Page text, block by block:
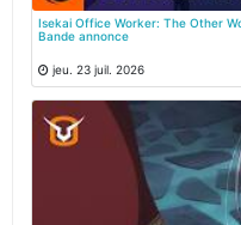
Isekai Office Worker: The Other
Bande annonce
jeu. 23 juil. 2026